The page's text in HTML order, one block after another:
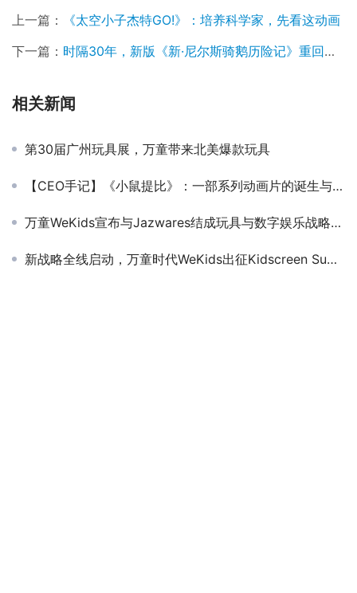
上一篇：
《太空小子杰特GO!》：培养科学家，先看这动画
下一篇： 时隔30年，新版《新·尼尔斯骑鹅历险记》重回中国
相关新闻
第30届广州玩具展，万童带来北美爆款玩具
【CEO手记】《小鼠提比》：一部系列动画片的诞生与传播
万童WeKids宣布与Jazwares结成玩具与数字娱乐战略合作伙伴
新战略全线启动，万童时代WeKids出征Kidscreen Summit 2019